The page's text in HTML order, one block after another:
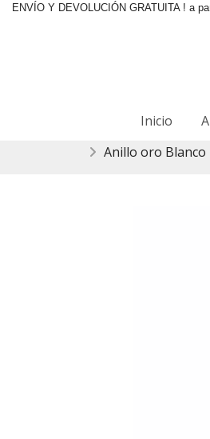
ENVÍO Y DEVOLUCIÓN GRATUITA ! a
Inicio
Anillo oro Blanco